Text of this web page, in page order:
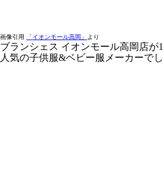
画像引用 「イオンモール高岡」 より
ブランシェス イオンモール高岡店が
人気の子供服&ベビー服メーカーでし